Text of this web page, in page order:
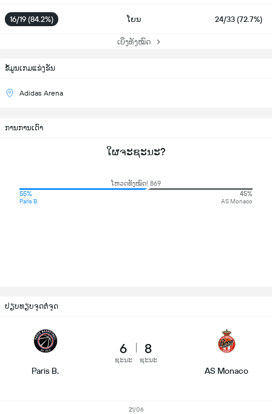
16/19 (84.2%) ໂຍນ 24/33 (72.7%)
ເບິ່ງທັງໝົດ
ຂ້ໍມູນເກມແຂ່ງຂັນ
Adidas Arena
ການການເດົາ
ໃຜຈະຊະນະ?
ໂຫວດທັງໝົດ! 869
55%
Paris B.
45%
AS Monaco
ປຽບທຽບຈຸດຕໍ່ຈຸດ
Paris B.
6
ຊະນະ
8
ຊະນະ
AS Monaco
21/06